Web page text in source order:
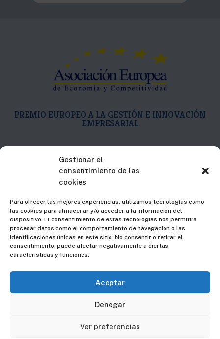
Gestionar el
consentimiento de las
cookies
Para ofrecer las mejores experiencias, utilizamos tecnologías como
las cookies para almacenar y/o acceder a la información del
dispositivo. El consentimiento de estas tecnologías nos permitirá
procesar datos como el comportamiento de navegación o las
identificaciones únicas en este sitio. No consentir o retirar el
consentimiento, puede afectar negativamente a ciertas
características y funciones.
Aceptar
Denegar
Ver preferencias
PREMIO EUROPEO A LA GESTIÓN E INNOVACIÓN
EMPRESARIAL
2ª Plta. Dpto. D
 94 607 74 37
 info@fmgingeniero.es
Aviso Legal
Los logotipos y marcas comerciales que aparecen en esta